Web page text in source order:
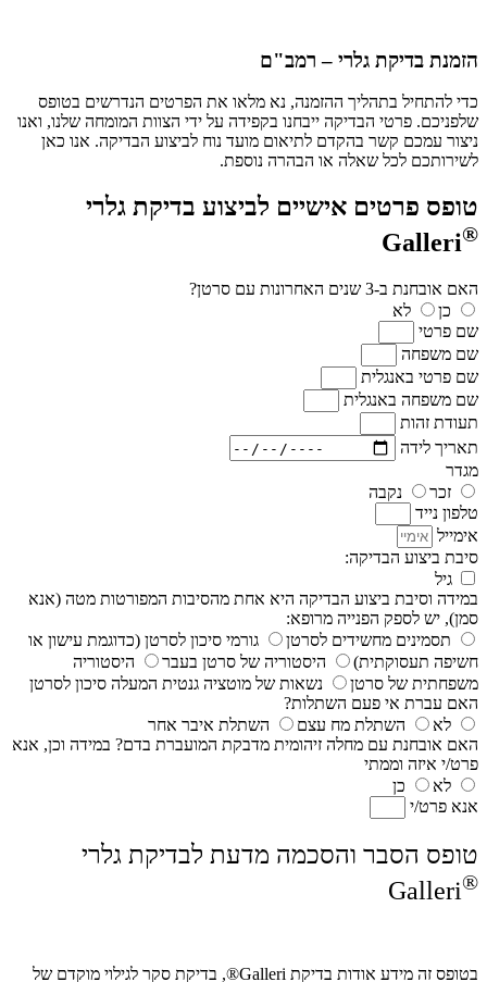
הזמנת בדיקת גלרי – רמב"ם
כדי להתחיל בתהליך ההזמנה, נא מלאו את הפרטים הנדרשים בטופס
שלפניכם. פרטי הבדיקה ייבחנו בקפידה על ידי הצוות המומחה שלנו, ואנו
ניצור עמכם קשר בהקדם לתיאום מועד נוח לביצוע הבדיקה. אנו כאן
לשירותכם לכל שאלה או הבהרה נוספת.
טופס פרטים אישיים לביצוע בדיקת גלרי
®
Galleri
האם אובחנת ב-3 שנים האחרונות עם סרטן?
כן
לא
שם פרטי
שם משפחה
שם פרטי באנגלית
שם משפחה באנגלית
תעודת זהות
תאריך לידה
מגדר
זכר
נקבה
טלפון נייד
אימייל
סיבת ביצוע הבדיקה:
גיל
במידה וסיבת ביצוע הבדיקה היא אחת מהסיבות המפורטות מטה (אנא
סמן), יש לספק הפנייה מרופא:
תסמינים מחשידים לסרטן
גורמי סיכון לסרטן (כדוגמת עישון או
חשיפה תעסוקתית)
היסטוריה של סרטן בעבר
היסטוריה
משפחתית של סרטן
נשאות של מוטציה גנטית המעלה סיכון לסרטן
האם עברת אי פעם השתלות?
לא
השתלת מח עצם
השתלת איבר אחר
האם אובחנת עם מחלה זיהומית מדבקת המועברת בדם? במידה וכן, אנא
פרט/י איזה וממתי
לא
כן
אנא פרט/י
טופס הסבר והסכמה מדעת לבדיקת גלרי
®
Galleri
בטופס זה מידע אודות בדיקת Galleri®, בדיקת סקר לגילוי מוקדם של